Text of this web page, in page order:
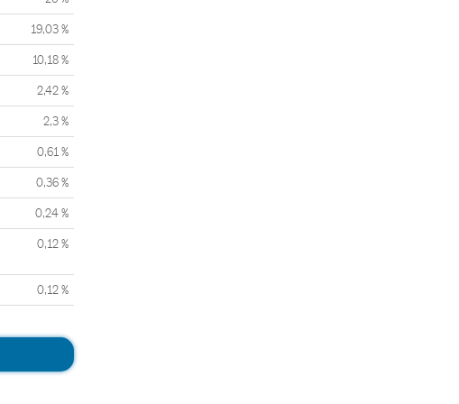
19,03 %
10,18 %
2,42 %
2,3 %
0,61 %
0,36 %
0,24 %
0,12 %
0,12 %